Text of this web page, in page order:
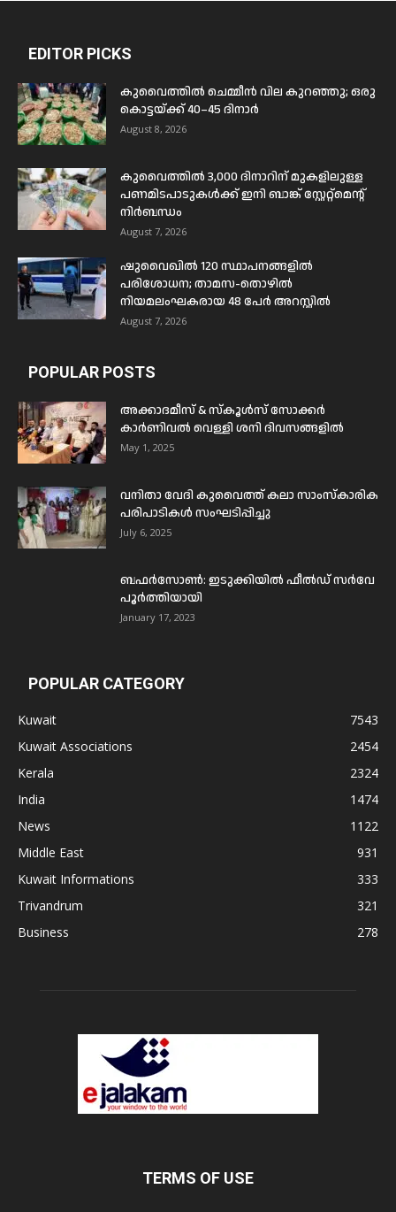
EDITOR PICKS
കുവൈത്തിൽ ചെമ്മീൻ വില കുറഞ്ഞു; ഒരു
കൊട്ടയ്ക്ക് 40–45 ദിനാർ
August 8, 2026
കുവൈത്തിൽ 3,000 ദിനാറിന് മുകളിലുള്ള
പണമിടപാടുകൾക്ക് ഇനി ബാങ്ക് സ്റ്റേറ്റ്മെന്റ്
നിർബന്ധം
August 7, 2026
ഷുവൈഖിൽ 120 സ്ഥാപനങ്ങളിൽ
പരിശോധന; താമസ-തൊഴിൽ
നിയമലംഘകരായ 48 പേർ അറസ്റ്റിൽ
August 7, 2026
POPULAR POSTS
അക്കാദമീസ് & സ്കൂൾസ് സോക്കർ
കാർണിവൽ വെള്ളി ശനി ദിവസങ്ങളിൽ
May 1, 2025
വനിതാ വേദി കുവൈത്ത് കലാ സാംസ്കാരിക
പരിപാടികൾ സംഘടിപ്പിച്ചു
July 6, 2025
ബഫര്‍സോണ്‍: ഇടുക്കിയില്‍ ഫീല്‍ഡ് സര്‍വേ
പൂര്‍ത്തിയായി
January 17, 2023
POPULAR CATEGORY
Kuwait
7543
Kuwait Associations
2454
Kerala
2324
India
1474
News
1122
Middle East
931
Kuwait Informations
333
Trivandrum
321
Business
278
TERMS OF USE